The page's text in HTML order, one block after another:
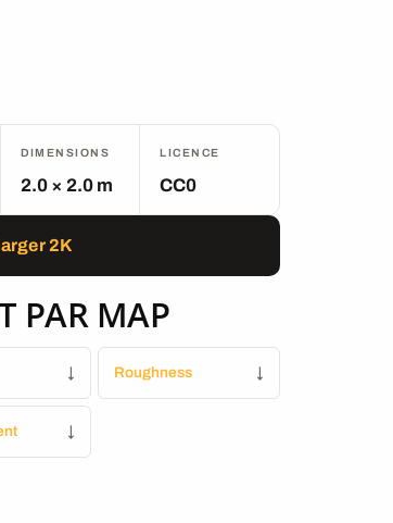
DIMENSIONS
2.0 × 2.0 m
LICENCE
CC0
2K
PAR MAP
↓ Roughness ↓
↓